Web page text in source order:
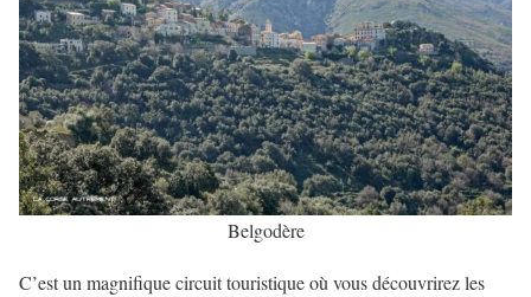
Belgodère
C’est un magnifique circuit touristique où vous découvrirez les